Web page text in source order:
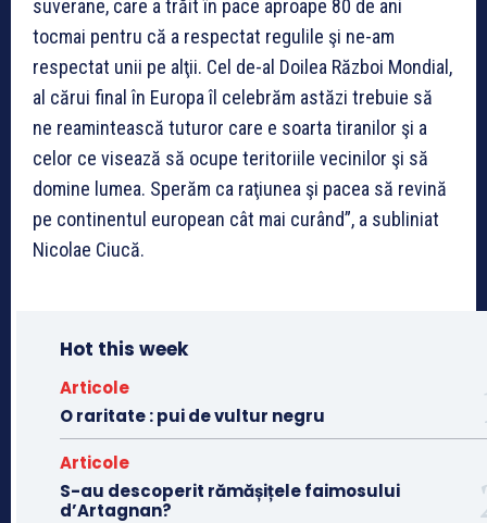
suverane, care a trăit în pace aproape 80 de ani
tocmai pentru că a respectat regulile şi ne-am
respectat unii pe alţii. Cel de-al Doilea Război Mondial,
al cărui final în Europa îl celebrăm astăzi trebuie să
ne reamintească tuturor care e soarta tiranilor şi a
celor ce visează să ocupe teritoriile vecinilor şi să
domine lumea. Sperăm ca raţiunea şi pacea să revină
pe continentul european cât mai curând”, a subliniat
Nicolae Ciucă.
Hot this week
Articole
O raritate : pui de vultur negru
Articole
S-au descoperit rămășițele faimosului
d’Artagnan?